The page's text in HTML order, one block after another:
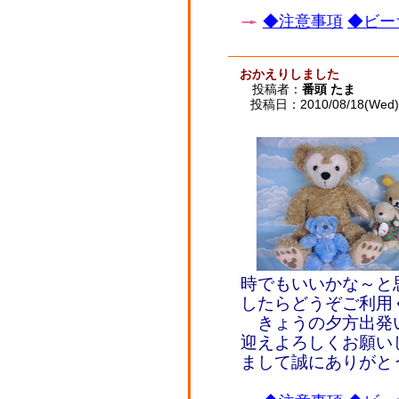
◆注意事項 ◆ビー
おかえりしました
投稿者： 番頭 たま
投稿日：2010/08/
時でもいいかな～
したらどうぞご利
きょうの夕方出発
迎えよろしくお願
まして誠にありが